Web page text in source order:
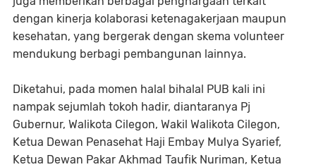
dengan kinerja kolaborasi ketenagakerjaan maupun
kesehatan, yang bergerak dengan skema volunteer
mendukung berbagi pembangunan lainnya.
Diketahui, pada momen halal bihalal PUB kali ini
nampak sejumlah tokoh hadir, diantaranya Pj
Gubernur, Walikota Cilegon, Wakil Walikota Cilegon,
Ketua Dewan Penasehat Haji Embay Mulya Syarief,
Ketua Dewan Pakar Akhmad Taufik Nuriman, Ketua